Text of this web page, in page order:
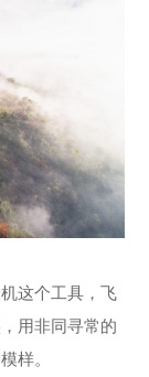
这个工具，飞
用非同寻常的
样。